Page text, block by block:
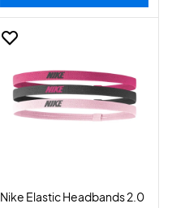
Nike Elastic Headbands 2.0